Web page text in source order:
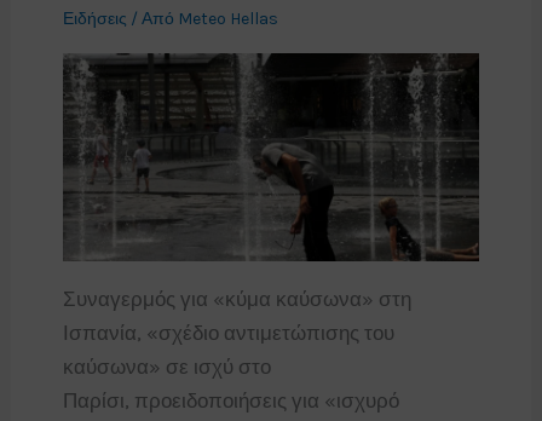
Ειδήσεις / Από Meteo Hellas
Συναγερμός για «κύμα καύσωνα» στη
Ισπανία, «σχέδιο αντιμετώπισης του
καύσωνα» σε ισχύ στο
Παρίσι, προειδοποιήσεις για «ισχυρό